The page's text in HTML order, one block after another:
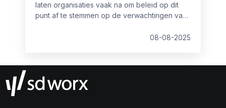
laten organisaties vaak na om beleid op dit
punt af te stemmen op de verwachtingen van
behoorlijke kloof: terwijl 62% van de
voor 43% realiseerbaar. Zo waardeert 60%
van de werknemers flexwerk, maar slechts
43% kan er van profiteren.
08-08-2025